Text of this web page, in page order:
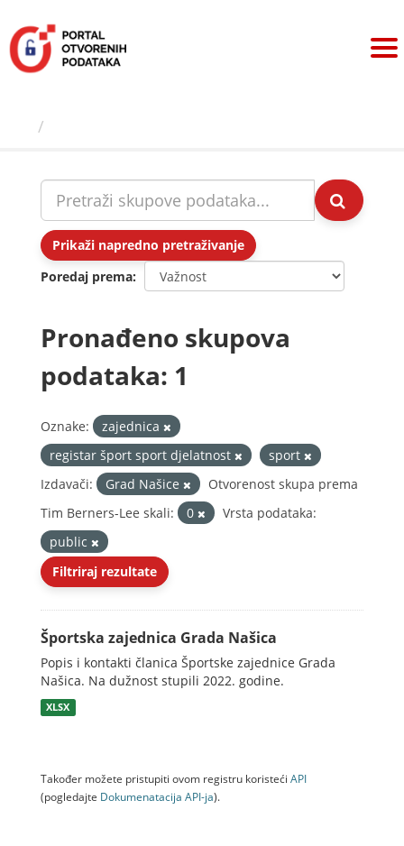
sadržaj
Prikaži napredno pretraživanje
Poredaj prema
Pronađeno skupova
podataka: 1
Oznake:
zajednica
registar šport sport djelatnost
sport
Izdavači:
Grad Našice
Otvorenost skupa prema
Tim Berners-Lee skali:
0
Vrsta podataka:
public
Filtriraj rezultate
Športska zajednica Grada Našica
Popis i kontakti članica Športske zajednice Grada
Našica. Na dužnost stupili 2022. godine.
XLSX
Također možete pristupiti ovom registru koristeći API
(pogledajte Dokumenаtаcijа API-jа).